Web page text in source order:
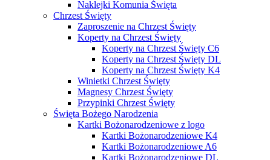
Naklejki Komunia Święta
Chrzest Święty
Zaproszenie na Chrzest Święty
Koperty na Chrzest Święty
Koperty na Chrzest Święty C6
Koperty na Chrzest Święty DL
Koperty na Chrzest Święty K4
Winietki Chrzest Święty
Magnesy Chrzest Święty
Przypinki Chrzest Święty
Święta Bożego Narodzenia
Kartki Bożonarodzeniowe z logo
Kartki Bożonarodzeniowe K4
Kartki Bożonarodzeniowe A6
Kartki Bożonarodzeniowe DL